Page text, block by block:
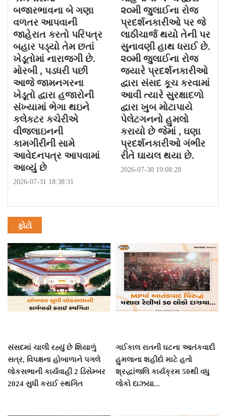
બજારભાવના બે ગણા
વળતર આપવાની
જાહેરાત કરતો પરિપત્ર
બહાર પડ્યો તેમ છતાં
ખેડૂતોમાં નારાજગી છે.
મોરબી , પડધરી પછી
આજે જામનગરના
ખેડૂતો દ્વારા હજારોની
સંખ્યામાં ભેગા થઇને
કલેકટર કચેરીએ
વીજલાઇનની
કામગીરીની સામે
આવેદનપત્ર આપવામાં
આવ્યું છે
2026-07-31 18:38:31
૨૦મી જુલાઈના રોજ
પ્રદર્શનકારીઓ પર જે
લાઠીચાર્જ થયો તેની પર
સુનાવણી હાથ ધરાઈ છે.
૨૦મી જુલાઈના રોજ
જયારે પ્રદર્શનકારીઓ
દ્વારા સંસદ કૂચ કરવામાં
આવી ત્યારે સુરક્ષાદળો
દ્વારા ખુબ મોટાપાયે
પેલેટગનનો હુમલો
કરાયો છે જેમાં , ઘણા
પ્રદર્શનકારીઓ ગંભીર
રીતે ઘાયલ થયા છે.
2026-07-30 19:08:28
ફોટો
સંસદમાં ચાલી રહ્યું છે શિયાળું
સત્ર, વિપક્ષના હોબાળાને પગલે
લોકસભાની કાર્યવાહી 2 ડિસેમ્બર
2024 સુધી કરાઈ સ્થગિત
ગઈકાલ રાતની ઘટના આતંકવાદી
હુમલાના શહીદો માટે હતો
શ્રદ્ધાંજલિ કાર્યક્રમ 50થી વધુ
લોકો દાઝયા...